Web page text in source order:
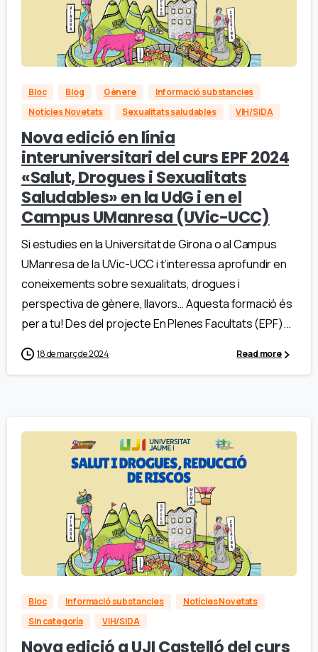
Bloc Blog Gènere
Informació substancies
Notícies Novetats
Sexualitats saludables VIH/SIDA
Nova edició en línia
interuniversitari del curs EPF 2024
«Salut, Drogues i Sexualitats
Saludables» en la UdG i en el
Campus UManresa (UVic-UCC)
Si estudies en la Universitat de Girona o al Campus
UManresa de la UVic-UCC i t’interessa aprofundir en
coneixements sobre sexualitats, drogues i
perspectiva de gènere, llavors… Aquesta formació és
per a tu! Des del projecte En Plenes Facultats (EPF)...
18 de març de 2024 Read more
Bloc Informació substancies
Notícies Novetats
Sin categoría
VIH/SIDA
Nova edició a UJI Castelló del curs